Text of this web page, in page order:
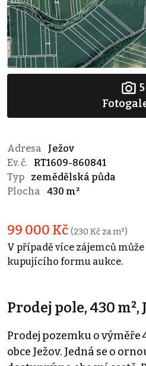
5
Adresa
Ježov
Ev. č.
RT1609-860841
Typ
zemědělská půda
Plocha
430 m²
99 000 Kč (230 Kč za m²)
V případě více zájemců
kupujícího formu aukce.
Prodej pole, 430 m²,
Prodej pozemku o výměře
obce Ježov. Jedná se o